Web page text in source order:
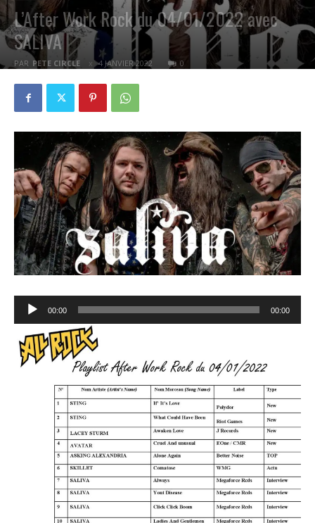
L’After Work Rock du 04/01/2022 avec
SALIVA
PAR PETE CIRCLE 4 JANVIER 2022 0
Lecteur
audio
00:00 00:00